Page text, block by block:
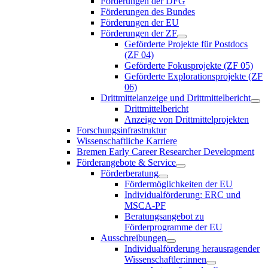
Förderungen des Bundes
Förderungen der EU
Förderungen der ZF
Geförderte Projekte für Postdocs
(ZF 04)
Geförderte Fokusprojekte (ZF 05)
Geförderte Explorationsprojekte (ZF
06)
Drittmittelanzeige und Drittmittelbericht
Drittmittelbericht
Anzeige von Drittmittelprojekten
Forschungsinfrastruktur
Wissenschaftliche Karriere
Bremen Early Career Researcher Development
Förderangebote & Service
Förderberatung
Fördermöglichkeiten der EU
Individualförderung: ERC und
MSCA-PF
Beratungsangebot zu
Förderprogramme der EU
Ausschreibungen
Individualförderung herausragender
Wissenschaftler:innen